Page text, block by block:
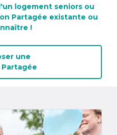
logement seniors ou
Partagée existante ou
!
une
Partagée